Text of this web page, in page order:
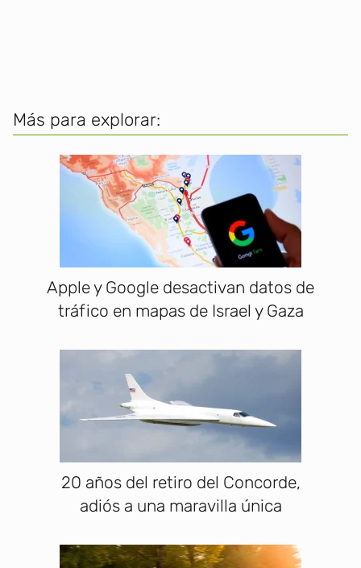
Más para explorar:
Apple y Google desactivan datos de
tráfico en mapas de Israel y Gaza
20 años del retiro del Concorde,
adiós a una maravilla única